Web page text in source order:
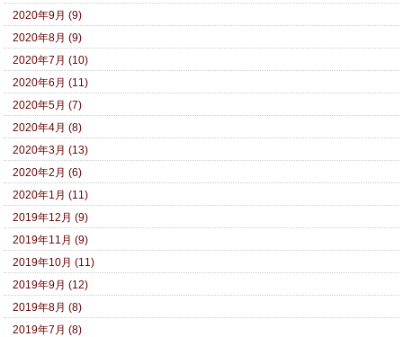
2020年9月 (9)
2020年8月 (9)
2020年7月 (10)
2020年6月 (11)
2020年5月 (7)
2020年4月 (8)
2020年3月 (13)
2020年2月 (6)
2020年1月 (11)
2019年12月 (9)
2019年11月 (9)
2019年10月 (11)
2019年9月 (12)
2019年8月 (8)
2019年7月 (8)